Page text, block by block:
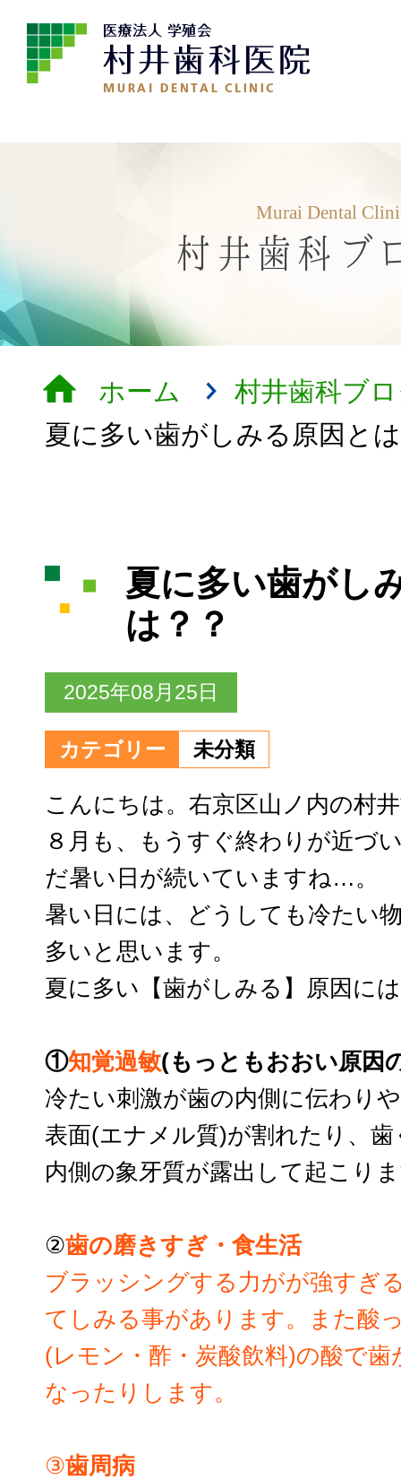
Murai Dental
村井歯科ブ
ホーム
村井歯科ブ
夏に多い歯がしみる原因と
夏に多い歯がし
は？？
2025年08月25日
カテゴリー 未分類
こんにちは。右京区山ノ内の村
８月も、もうすぐ終わりが近づ
だ暑い日が続いていますね…。
暑い日には、どうしても冷たい
多いと思います。
夏に多い【歯がしみる】原因に
①知覚過敏(もっともおおい原因
冷たい刺激が歯の内側に伝わり
表面(エナメル質)が割れたり、
内側の象牙質が露出して起こり
②歯の磨きすぎ・食生活
ブラッシングする力がが強すぎ
てしみる事があります。また酸
(レモン・酢・炭酸飲料)の酸で
なったりします。
③歯周病